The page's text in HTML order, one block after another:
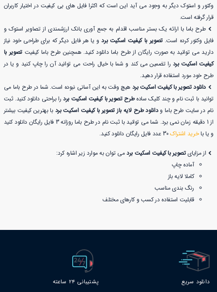
وکتور و استوک دیگر به وجود می آید این است که اکثرا فایل های بی کیفیت در اختیار کاربران
قرار گرفته است.
طرح باما با ارائه یک بستر مناسب اقدام به جمع آوری بانک ارزشمندی از تصاویر استوک و
فایل وکتور کرده است. تصویر با کیفیت اسکیت برد و یا هر فایل دیگر که برای طراحی خود نیاز
دارید می توانید به صورت رایگان از طرح باما دانلود کنید. همچنین طرح باما کیفیت تصویر با
کیفیت اسکیت برد را تضمین می کند و شما با خیال راحت می توانید آن را چاپ کنید و یا در
طرح خود مورد استفاده قرار دهید.
دانلود تصویر با کیفیت اسکیت برد هیچ وقت به این آسانی نبوده است. شما در طرح باما می
توانید با ثبت نام و چند کلیک سادهطرح تصویر با کیفیت اسکیت برد را براحتی دانلود کنید. ثبت
نام در سایت طرح باما و دانلود طرح لایه باز تصویر با کیفیت اسکیت برد با بهترین کیفیت بیشتر
از 1 دقیقه زمان نمی برد. شما می توانید با ثبت نام در طرح باما روزانه 3 فایل رایگان دانلود کنید
و یا باخرید اشتراک30 عدد فایل رایگان دانلود کنید.
از مزایایتصویر با کیفیت اسکیت بردمی توان به موارد زیر اشاره کرد:
آماده چاپ
کاملا لایه باز
رنگ بندی مناسب
قابلیت استفاده در کسب و کارهای مختلف
دانلود سریع پشتیبانی 24 ساعته